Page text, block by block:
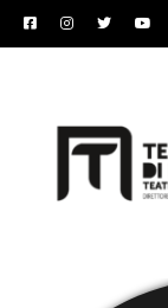
Salta
al